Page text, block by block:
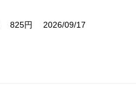
825円 2026/09/17